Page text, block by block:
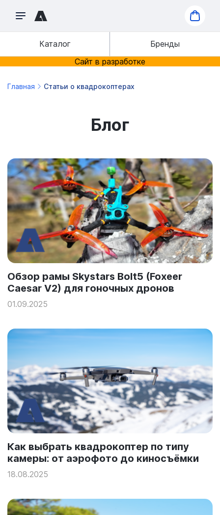
Каталог
Бренды
Сайт в разработке
Главная Статьи о квадрокоптерах
Блог
Обзор рамы Skystars Bolt5 (Foxeer
Caesar V2) для гоночных дронов
01.09.2025
Как выбрать квадрокоптер по типу
камеры: от аэрофото до киносъёмки
18.08.2025